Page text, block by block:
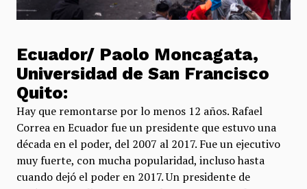
Ecuador/ Paolo Moncagata,
Universidad de San Francisco
Quito:
Hay que remontarse por lo menos 12 años. Rafael
Correa en Ecuador fue un presidente que estuvo una
década en el poder, del 2007 al 2017. Fue un ejecutivo
muy fuerte, con mucha popularidad, incluso hasta
cuando dejó el poder en 2017. Un presidente de